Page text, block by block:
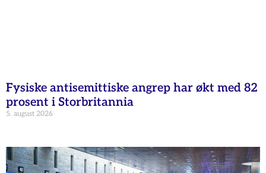
Fysiske antisemittiske angrep har økt med 82
prosent i Storbritannia
5. august 2026